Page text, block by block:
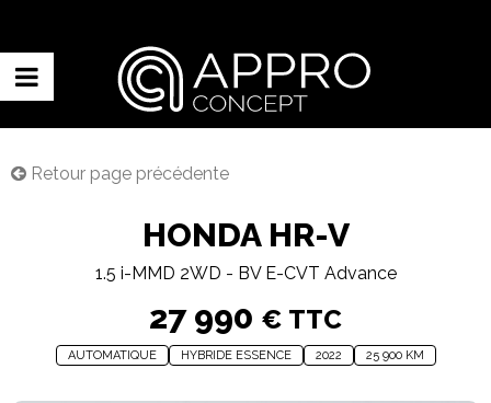
Retour page précédente
HONDA HR-V
1.5 i-MMD 2WD - BV E-CVT Advance
27 990 € TTC
AUTOMATIQUE HYBRIDE ESSENCE 2022 25 900 KM